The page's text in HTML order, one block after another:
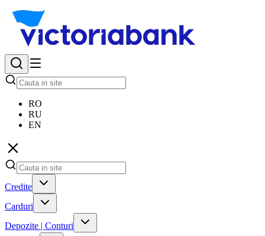
RO
RU
EN
Credite
Carduri
Depozite | Conturi